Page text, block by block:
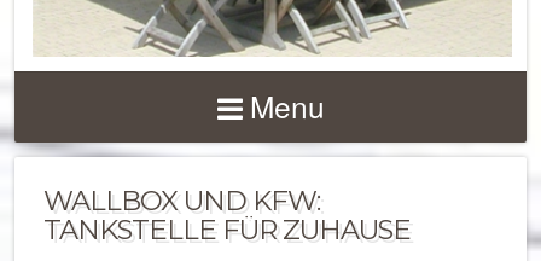
NACHRICHTEN UND
ZU
UND VERANDEN
Menu
WALLBOX UND KFW:
TANKSTELLE FÜR ZUHAUSE